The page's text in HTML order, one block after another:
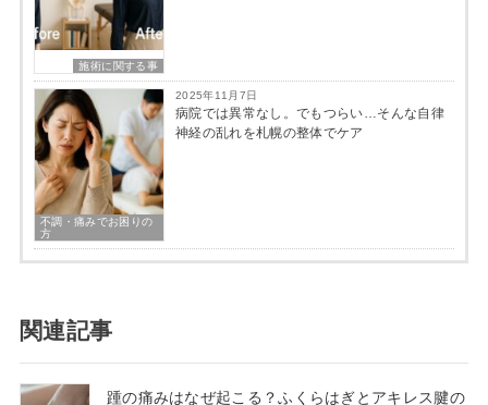
施術に関する事
不調・痛みでお困りの
方
2025年11月7日
病院では異常なし。でもつらい…そんな自律
神経の乱れを札幌の整体でケア
関連記事
踵の痛みはなぜ起こる？ふくらはぎとアキレス腱の